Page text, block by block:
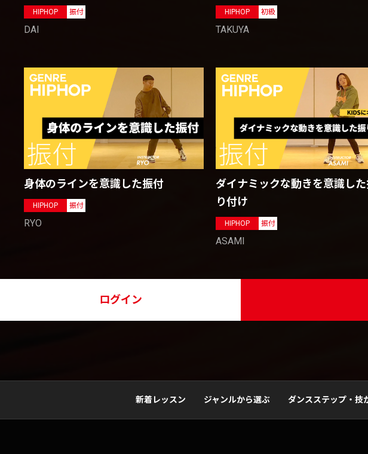
HIPHOP 振付
DAI
HIPHOP 初級
TAKUYA
身体のラインを意識した振付
HIPHOP 振付
RYO
ダイナミックな動きを意識し
り付け
HIPHOP 振付
ASAMI
ログイン
新着レッスン ジャンルから選ぶ ダンスステップ・技